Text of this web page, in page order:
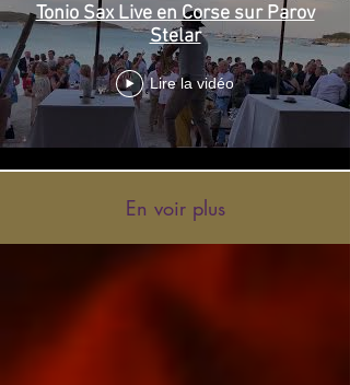
Tonio Sax Live en Corse sur Parov
Stelar
Lire la vidéo
En voir plus